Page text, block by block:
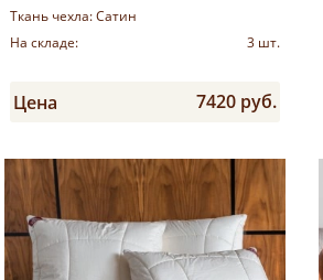
Ткань чехла:Сатин
На складе:
3 шт.
Цена 7420 руб.